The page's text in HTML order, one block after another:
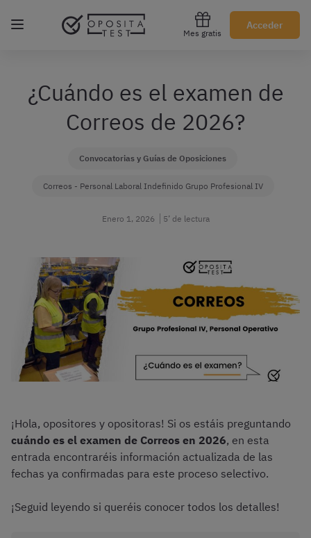
Mes gratis
Acceder
Regístrate gratis
¿Cuándo es el examen de
Correos de 2026?
Convocatorias y Guías de Oposiciones
Correos - Personal Laboral Indefinido Grupo Profesional IV
Enero 1, 2026 5’ de lectura
¡Hola, opositores y opositoras! Si os estáis preguntando
cuándo es el examen de Correos en 2026, en esta
entrada encontraréis información actualizada de las
fechas ya confirmadas para este proceso selectivo.
¡Seguid leyendo si queréis conocer todos los detalles!